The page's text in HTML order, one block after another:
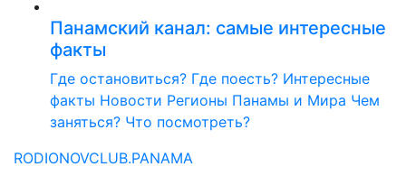
Панамский канал: самые интересные
факты
Где остановиться? Где поесть? Интересные
факты Новости Регионы Панамы и Мира Чем
заняться? Что посмотреть?
RODIONOVCLUB.PANAMA